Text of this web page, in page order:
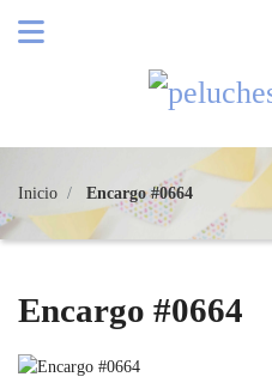
Inicio Encargo #0664
Encargo #0664